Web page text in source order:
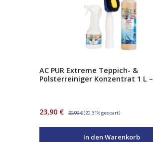
AC PUR Extreme Teppich- &
Polsterreiniger Konzentrat 1 L –
Verkaufspreis:
23,90 € Regulärer Preis:
29,99 €(20.31% gespart)
In den Warenkorb